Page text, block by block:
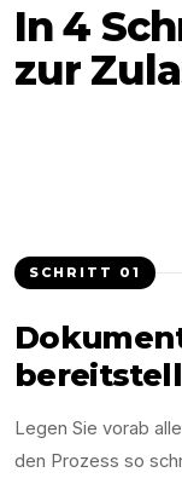
In 4
zur
SCHRITT 01
Legen Sie vorab
den Prozess so